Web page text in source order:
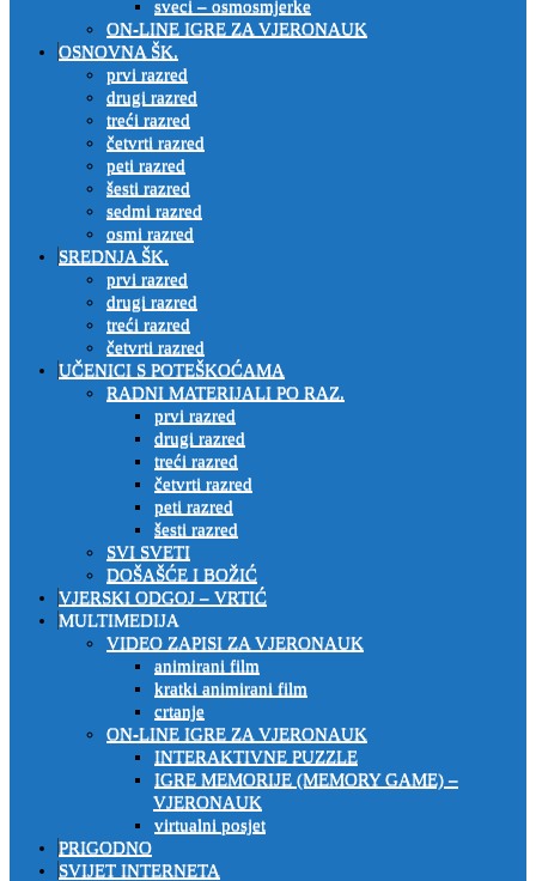
sveci – osmosmjerke
ON-LINE IGRE ZA VJERONAUK
OSNOVNA ŠK.
prvi razred
drugi razred
treći razred
četvrti razred
peti razred
šesti razred
sedmi razred
osmi razred
SREDNJA ŠK.
prvi razred
drugi razred
treći razred
četvrti razred
UČENICI S POTEŠKOĆAMA
RADNI MATERIJALI PO RAZ.
prvi razred
drugi razred
treći razred
četvrti razred
peti razred
šesti razred
SVI SVETI
DOŠAŠĆE I BOŽIĆ
VJERSKI ODGOJ – VRTIĆ
MULTIMEDIJA
VIDEO ZAPISI ZA VJERONAUK
animirani film
kratki animirani film
crtanje
ON-LINE IGRE ZA VJERONAUK
INTERAKTIVNE PUZZLE
IGRE MEMORIJE (MEMORY GAME) –
VJERONAUK
virtualni posjet
PRIGODNO
SVIJET INTERNETA